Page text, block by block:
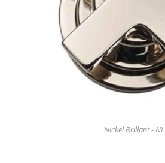
Nickel Brillant - NL